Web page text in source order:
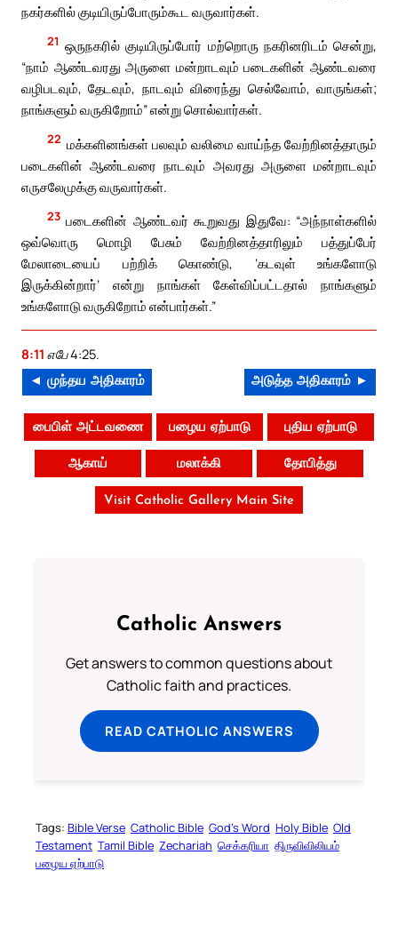
நகர்களில் குடியிருப்போரும்கூட வருவார்கள்.
21 ஒருநகரில் குடியிருப்போர் மற்றொரு நகரினரிடம் சென்று,
“நாம் ஆண்டவரது அருளை மன்றாடவும் படைகளின் ஆண்டவரை
வழிபடவும், தேடவும், நாடவும் விரைந்து செல்வோம், வாருங்கள்;
நாங்களும் வருகிறோம்” என்று சொல்வார்கள்.
22 மக்களினங்கள் பலவும் வலிமை வாய்ந்த வேற்றினத்தாரும்
படைகளின் ஆண்டவரை நாடவும் அவரது அருளை மன்றாடவும்
எருசலேமுக்கு வருவார்கள்.
23 படைகளின் ஆண்டவர் கூறுவது இதுவே: “அந்நாள்களில்
ஒவ்வொரு மொழி பேசும் வேற்றினத்தாரிலும் பத்துப்பேர்
மேலாடையைப் பற்றிக் கொண்டு, ‘கடவுள் உங்களோடு
இருக்கின்றார்’ என்று நாங்கள் கேள்விப்பட்டதால் நாங்களும்
உங்களோடு வருகிறோம் என்பார்கள்.”
8:11 எபே 4:25.
◄ முந்தய அதிகாரம் அடுத்த அதிகாரம் ►
பைபிள் அட்டவணை பழைய ஏற்பாடு புதிய ஏற்பாடு
ஆகாய் மலாக்கி தோபித்து
Visit Catholic Gallery Main Site
Catholic Answers
Get answers to common questions about
Catholic faith and practices.
READ CATHOLIC ANSWERS
Tags: Bible Verse Catholic Bible God’s Word Holy Bible Old
Testament Tamil Bible Zechariah செக்கரியா திருவிவிலியம்
பழைய ஏற்பாடு